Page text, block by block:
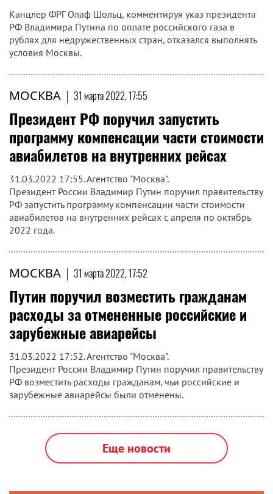
Канцлер ФРГ Олаф Шольц, комментируя указ президента
РФ Владимира Путина по оплате российского газа в
рублях для недружественных стран, отказался выполнять
условия Москвы.
МОСКВА | 31 марта 2022, 17:55
Президент РФ поручил запустить
программу компенсации части стоимости
авиабилетов на внутренних рейсах
31.03.2022 17:55. Агентство "Москва".
Президент России Владимир Путин поручил правительству
РФ запустить программу компенсации части стоимости
авиабилетов на внутренних рейсах с апреля по октябрь
2022 года.
МОСКВА | 31 марта 2022, 17:52
Путин поручил возместить гражданам
расходы за отмененные российские и
зарубежные авиарейсы
31.03.2022 17:52. Агентство "Москва".
Президент России Владимир Путин поручил правительству
РФ возместить расходы гражданам, чьи российские и
зарубежные авиарейсы были отменены.
Еще новости